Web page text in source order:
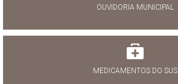
OUVIDORIA MUNICIPAL
MEDICAMENTOS DO SUS